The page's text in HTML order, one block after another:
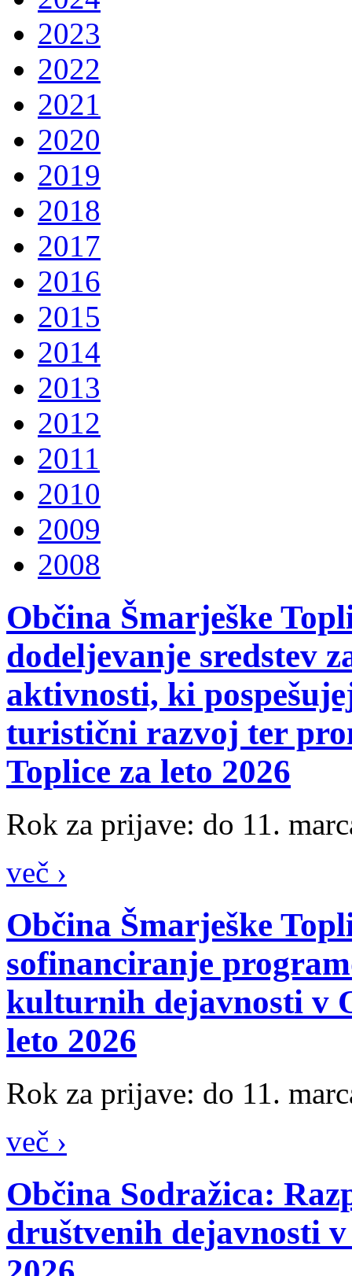
2023
2022
2021
2020
2019
2018
2017
2016
2015
2014
2013
2012
2011
2010
2009
2008
Občina Šmarješke
dodeljevanje sredstev
aktivnosti, ki
turistični razvoj ter
Toplice za leto 2026
Rok za prijave: do 11.
več ›
Občina Šmarješke
sofinanciranje
kulturnih dejavnosti v
leto 2026
Rok za prijave: do 11.
več ›
Občina Sodražica:
društvenih dejavnosti